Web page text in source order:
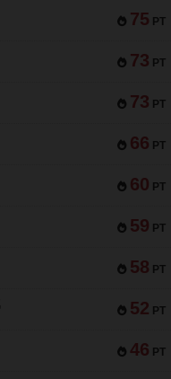
75 PT
73 PT
73 PT
66 PT
60 PT
59 PT
58 PT
52 PT
46 PT